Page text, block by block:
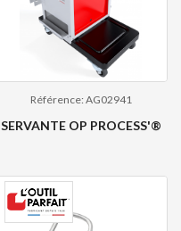
Référence: AG02941
SERVANTE OP PROCESS'®